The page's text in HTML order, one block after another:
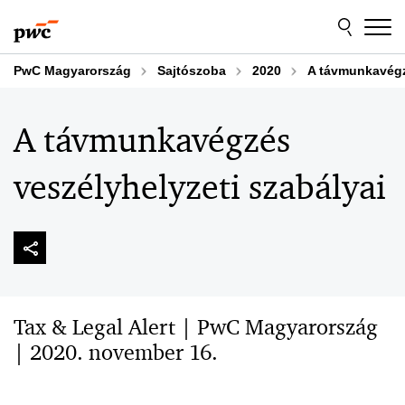
to
content
to
footer
PwC Magyarország Sajtószoba 2020 A
A távmunkavégzés
veszélyhelyzeti szabályai
Tax & Legal Alert | PwC Magyarország
| 2020. november 16.